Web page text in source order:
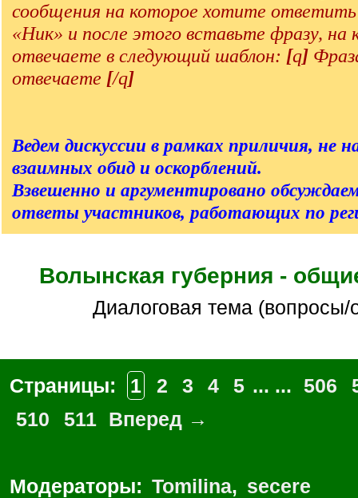
сообщения на которое хотите
«Ник» и после этого вставьте фразу, на
отвечаете в следующий шаблон: [q]
отвечаете [/q]
Ведем дискуссии в рамках приличия, не
взаимных обид и оскорблений.
Взвешенно и аргументировано
ответы участников, работающих по
Волынская губерния -
Диалоговая тема (вопросы/
Страницы: 1 2 3 4 5 ... ... 506
510
511 Вперед →
Модераторы: Tomilina, secere